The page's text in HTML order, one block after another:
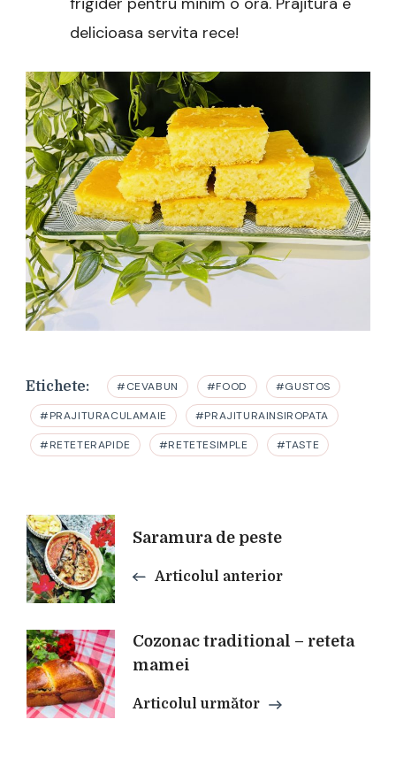
delicioasa servita rece!
Etichete: #CEVABUN #FOOD #GUSTOS
#PRAJITURACULAMAIE #PRAJITURAINSIROPATA
#RETETERAPIDE #RETETESIMPLE #TASTE
Navigare
în
articole
Saramura de peste
Articolul anterior
Cozonac traditional – reteta
mamei
Articolul următor